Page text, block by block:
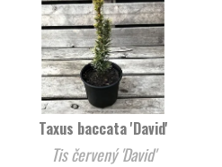
Taxus baccata 'David'
Tis červený 'David'